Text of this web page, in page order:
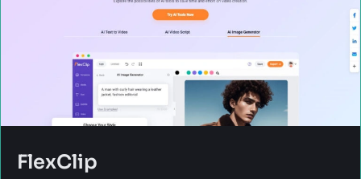
FlexClip